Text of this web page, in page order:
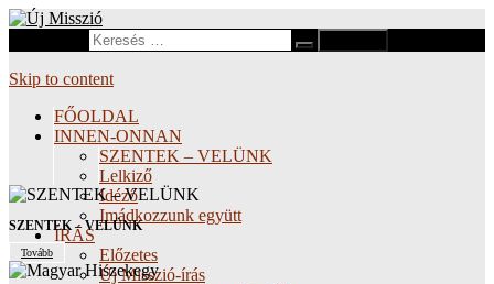
Katolikus folyóirat
Skip to content
FŐOLDAL
INNEN-ONNAN
SZENTEK – VELÜNK
Lelkiző
Idéző
Imádkozzunk együtt
ÍRÁS
Előzetes
Új Misszió-írás
SZENTEK – VELÜNK
Tovább